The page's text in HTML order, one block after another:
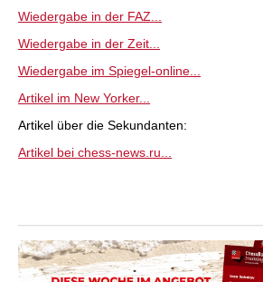
Wiedergabe in der FAZ...
Wiedergabe in der Zeit...
Wiedergabe im Spiegel-online...
Artikel im New Yorker...
Artikel über die Sekundanten:
Artikel bei chess-news.ru...